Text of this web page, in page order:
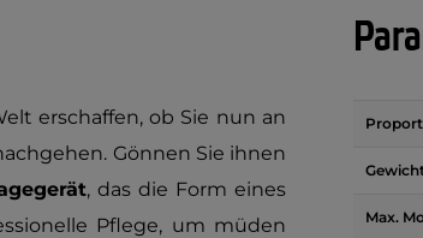
erschaffen, ob Sie nun an
Gönnen Sie ihnen
, das die Form eines
Pflege, um müden
Max.